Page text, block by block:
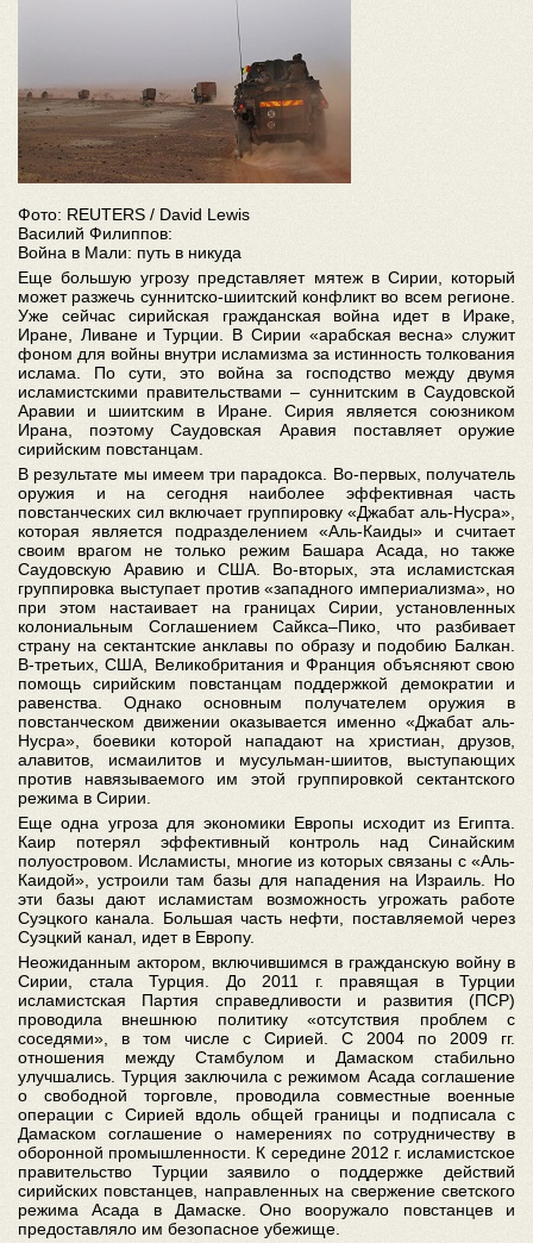
Фото: REUTERS / David Lewis
Василий Филиппов:
Война в Мали: путь в никуда
Еще большую угрозу представляет мятеж в Сирии, который
может разжечь суннитско-шиитский конфликт во всем регионе.
Уже сейчас сирийская гражданская война идет в Ираке,
Иране, Ливане и Турции. В Сирии «арабская весна» служит
фоном для войны внутри исламизма за истинность толкования
ислама. По сути, это война за господство между двумя
исламистскими правительствами – суннитским в Саудовской
Аравии и шиитским в Иране. Сирия является союзником
Ирана, поэтому Саудовская Аравия поставляет оружие
сирийским повстанцам.
В результате мы имеем три парадокса. Во-первых, получатель
оружия и на сегодня наиболее эффективная часть
повстанческих сил включает группировку «Джабат аль-Нусра»,
которая является подразделением «Аль-Каиды» и считает
своим врагом не только режим Башара Асада, но также
Саудовскую Аравию и США. Во-вторых, эта исламистская
группировка выступает против «западного империализма», но
при этом настаивает на границах Сирии, установленных
колониальным Соглашением Сайкса–Пико, что разбивает
страну на сектантские анклавы по образу и подобию Балкан.
В-третьих, США, Великобритания и Франция объясняют свою
помощь сирийским повстанцам поддержкой демократии и
равенства. Однако основным получателем оружия в
повстанческом движении оказывается именно «Джабат аль-
Нусра», боевики которой нападают на христиан, друзов,
алавитов, исмаилитов и мусульман-шиитов, выступающих
против навязываемого им этой группировкой сектантского
режима в Сирии.
Еще одна угроза для экономики Европы исходит из Египта.
Каир потерял эффективный контроль над Синайским
полуостровом. Исламисты, многие из которых связаны с «Аль-
Каидой», устроили там базы для нападения на Израиль. Но
эти базы дают исламистам возможность угрожать работе
Суэцкого канала. Большая часть нефти, поставляемой через
Суэцкий канал, идет в Европу.
Неожиданным актором, включившимся в гражданскую войну в
Сирии, стала Турция. До 2011 г. правящая в Турции
исламистская Партия справедливости и развития (ПСР)
проводила внешнюю политику «отсутствия проблем с
соседями», в том числе с Сирией. С 2004 по 2009 гг.
отношения между Стамбулом и Дамаском стабильно
улучшались. Турция заключила с режимом Асада соглашение
о свободной торговле, проводила совместные военные
операции с Сирией вдоль общей границы и подписала с
Дамаском соглашение о намерениях по сотрудничеству в
оборонной промышленности. К середине 2012 г. исламистское
правительство Турции заявило о поддержке действий
сирийских повстанцев, направленных на свержение светского
режима Асада в Дамаске. Оно вооружало повстанцев и
предоставляло им безопасное убежище.